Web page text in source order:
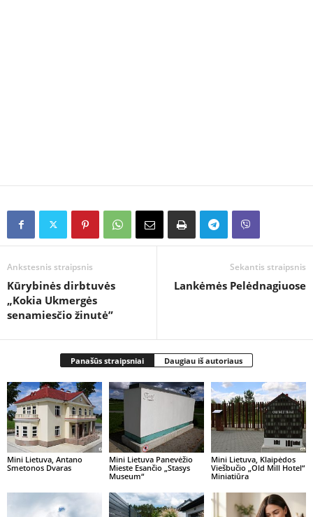
Ankstesnis straipsnis
Kūrybinės dirbtuvės
„Kokia Ukmergės
senamiesčio žinutė”
Sekantis straipsnis
Lankėmės Pelėdnagiuose
Panašūs straipsniai Daugiau iš autoriaus
Mini Lietuva, Antano
Smetonos Dvaras
Mini Lietuva Panevėžio
Mieste Esančio „Stasys
Museum“
Mini Lietuva, Klaipėdos
Viešbučio „Old Mill Hotel“
Miniatiūra